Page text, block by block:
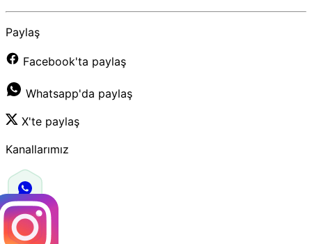
Paylaş
Facebook'ta paylaş
Whatsapp'da paylaş
X'te paylaş
Kanallarımız